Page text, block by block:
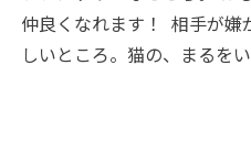
仲良くなれます！ 相手が
しいところ。猫の、まるを